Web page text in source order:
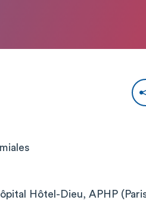
Hôtel-Dieu, APHP